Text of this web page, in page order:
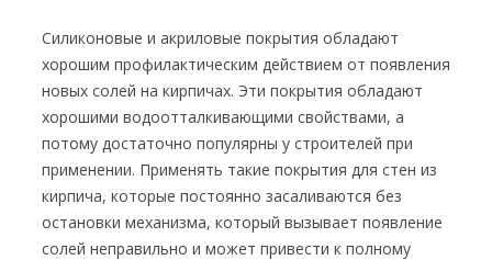
Силиконовые и акриловые покрытия обладают
хорошим профилактическим действием от появления
новых солей на кирпичах. Эти покрытия обладают
хорошими водоотталкивающими свойствами, а
потому достаточно популярны у строителей при
применении. Применять такие покрытия для стен из
кирпича, которые постоянно засаливаются без
остановки механизма, который вызывает появление
солей неправильно и может привести к полному